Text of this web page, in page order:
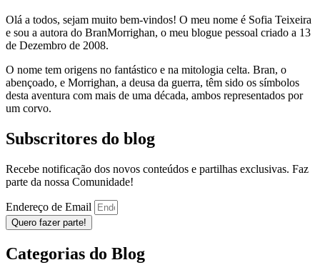
Olá a todos, sejam muito bem-vindos! O meu nome é Sofia Teixeira
e sou a autora do BranMorrighan, o meu blogue pessoal criado a 13
de Dezembro de 2008.
O nome tem origens no fantástico e na mitologia celta. Bran, o
abençoado, e Morrighan, a deusa da guerra, têm sido os símbolos
desta aventura com mais de uma década, ambos representados por
um corvo.
Subscritores do blog
Recebe notificação dos novos conteúdos e partilhas exclusivas. Faz
parte da nossa Comunidade!
Endereço de Email
Quero fazer parte!
Categorias do Blog